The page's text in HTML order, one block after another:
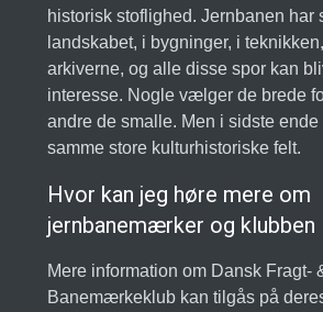
historisk stoflighed. Jernbanen har
landskabet, i bygninger, i
arkiverne, og alle disse spor kan
interesse. Nogle vælger de brede
andre de smalle. Men i sidste ende
samme store kulturhistoriske felt.
Hvor kan jeg høre mere om
jernbanemærker og klubben
Mere information om Dansk Fragt-
Banemærkeklub kan tilgås på